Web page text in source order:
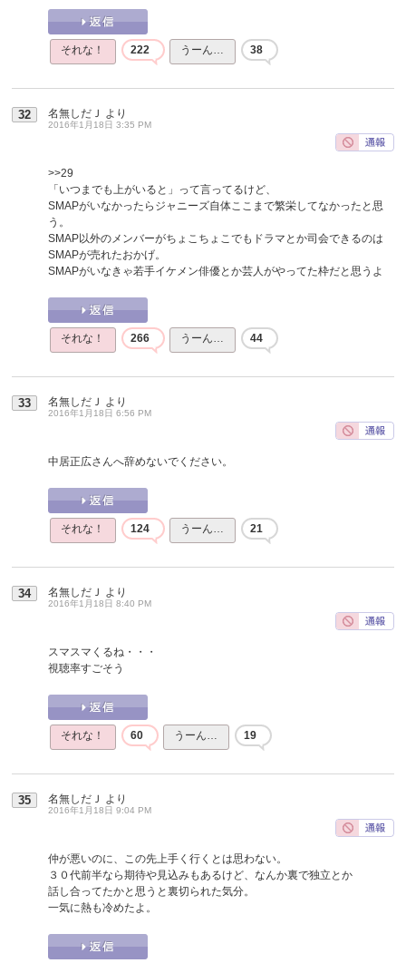
それな！ 222 うーん… 38
32 名無しだＪ より
2016年1月18日 3:35 PM
>>29
「いつまでも上がいると」って言ってるけど、
SMAPがいなかったらジャニーズ自体ここまで繁栄してなかったと思
う。
SMAP以外のメンバーがちょこちょこでもドラマとか司会できるのは
SMAPが売れたおかげ。
SMAPがいなきゃ若手イケメン俳優とか芸人がやってた枠だと思うよ
それな！ 266 うーん… 44
33 名無しだＪ より
2016年1月18日 6:56 PM
中居正広さんへ辞めないでください。
それな！ 124 うーん… 21
34 名無しだＪ より
2016年1月18日 8:40 PM
スマスマくるね・・・
視聴率すごそう
それな！ 60 うーん… 19
35 名無しだＪ より
2016年1月18日 9:04 PM
仲が悪いのに、この先上手く行くとは思わない。
３０代前半なら期待や見込みもあるけど、なんか裏で独立とか
話し合ってたかと思うと裏切られた気分。
一気に熱も冷めたよ。